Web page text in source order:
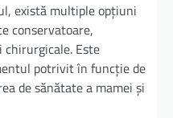
există multiple opțiuni
conservatoare,
Este
potrivit în funcție de
de sănătate a mamei și